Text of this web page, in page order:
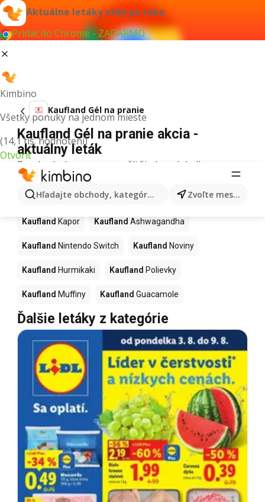
Aktuálne letáky vždy po ruke
Pridať do Chrome - ZADARMO
Kimbino
Všetky ponuky na jednom mieste
(14,1 tis. hodnotení)
Otvoriť
Hľadajte obchody, kategórie, produkty... Zvoľte mesto
Kaufland Gél na pranie
Kaufland Gél na pranie akcia -
aktuálny leták
Pre daný výraz sme nenašli žiadne výsledky.
Ďalšie produkty v obchodoch
Kaufland
Kaufland Kapor Kaufland Ashwagandha
Kaufland Nintendo Switch Kaufland Noviny
Kaufland Hurmikaki Kaufland Polievky
Kaufland Muffiny Kaufland Guacamole
Ďalšie letáky z kategórie